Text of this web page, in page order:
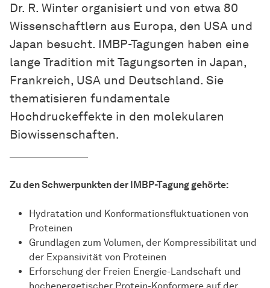
Dr. R. Winter organisiert und von etwa 80
Wissenschaftlern aus Europa, den USA und
Japan besucht. IMBP-Tagungen haben eine
lange Tradition mit Tagungsorten in Japan,
Frankreich, USA und Deutschland. Sie
thematisieren fundamentale
Hochdruckeffekte in den molekularen
Biowissenschaften.
Zu den Schwerpunkten der IMBP-Tagung gehörte:
Hydratation und Konformationsfluktuationen von
Proteinen
Grundlagen zum Volumen, der Kompressibilität und
der Expansivität von Proteinen
Er­for­schung der Freien Energie-Landschaft und